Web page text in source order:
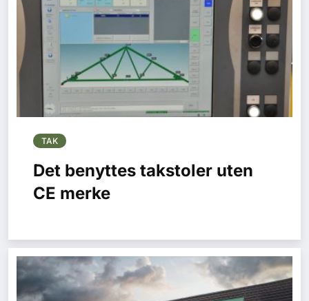
TAK
Det benyttes takstoler uten
CE merke